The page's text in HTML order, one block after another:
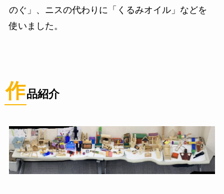
のぐ」、ニスの代わりに「くるみオイル」などを
使いました。
作品紹介